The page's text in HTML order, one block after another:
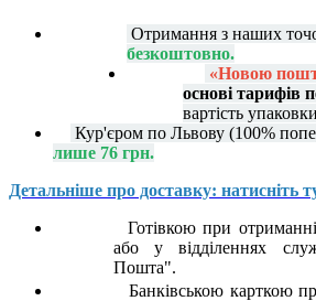
Отримання з наших
безкоштовно.
«Новою
основі тарифів
вартість
Кур'єром по Львову (100%
лише 76 грн.
Детальніше про доставку: натисніть
Готівкою при
або у відділеннях
Пошта".
Банківською карткою